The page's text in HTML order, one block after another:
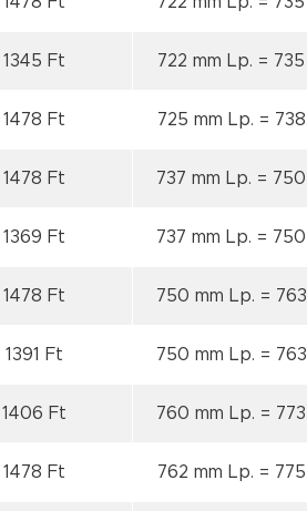
1345 Ft 722 mm Lp. = 735
1478 Ft 725 mm Lp. =
1478 Ft 737 mm Lp. =
1369 Ft 737 mm Lp. =
1478 Ft 750 mm Lp. =
1391 Ft 750 mm Lp. =
1406 Ft 760 mm Lp. =
1478 Ft 762 mm Lp. =